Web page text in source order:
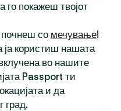
го покажеш твојот
почнеш со мечување!
користиш нашата
вклучена во нашите
Passport ти
и да
град.